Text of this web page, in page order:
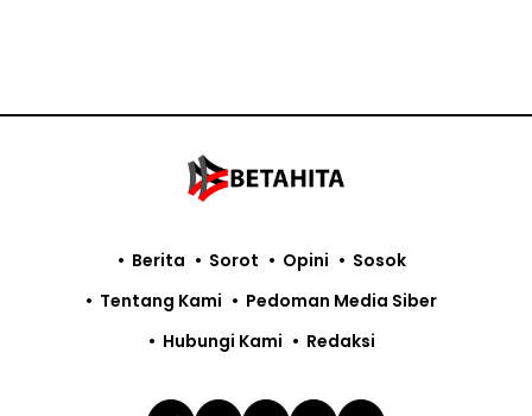
Berita Sorot Opini
Sosok
Tentang Kami
Pedoman Media Siber
Hubungi Kami
Redaksi